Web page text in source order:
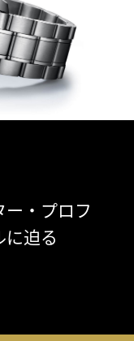
・プロフ
迫る